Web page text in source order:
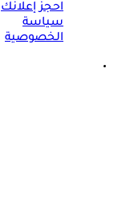
احجز إعلانك
سياسة
الخصوصية